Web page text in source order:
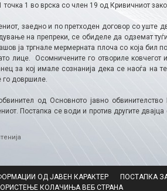
точка 1 во врска со член 19 од Кривичниот
заедно и по претходен договор со уште
на препреки, се обиделе да одземат
ја тргнале мермерната плоча со која бил
лице. Осомничените го отвориле
за кој имале сознанија дека се наоѓа на
го довршиле.
од Основното јавно
Постапка се води и против другите
ОД ЈАВЕН КАРАКТЕР ПОСТАПКА
КОЛАЧИЊА ВЕБ СТРАНА